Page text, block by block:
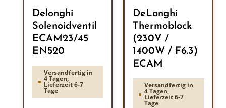
Delonghi
Solenoidventil
ECAM23/45
EN520
Versandfertig in
4 Tagen,
Lieferzeit 6-7
Tage
DeLonghi
Thermoblock
(230V /
1400W / F6.3)
ECAM
Versandfertig in
4 Tagen,
Lieferzeit 6-7
Tage